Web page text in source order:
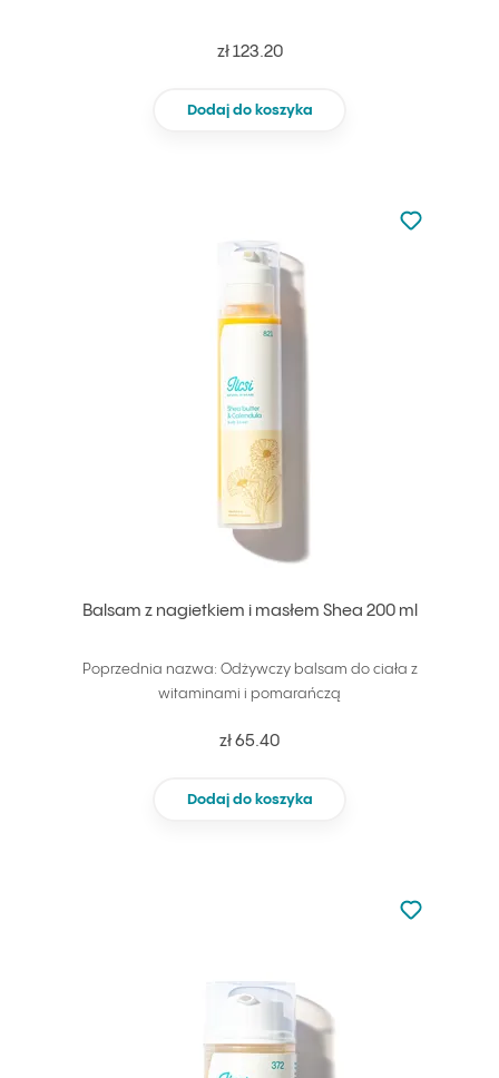
zł 123.20
Dodaj do koszyka
Balsam z nagietkiem i masłem Shea 200 ml
Poprzednia nazwa: Odżywczy balsam do ciała z
witaminami i pomarańczą
zł 65.40
Dodaj do koszyka
Nie dodano
Dodaj do
Nie dodano
Dodaj do